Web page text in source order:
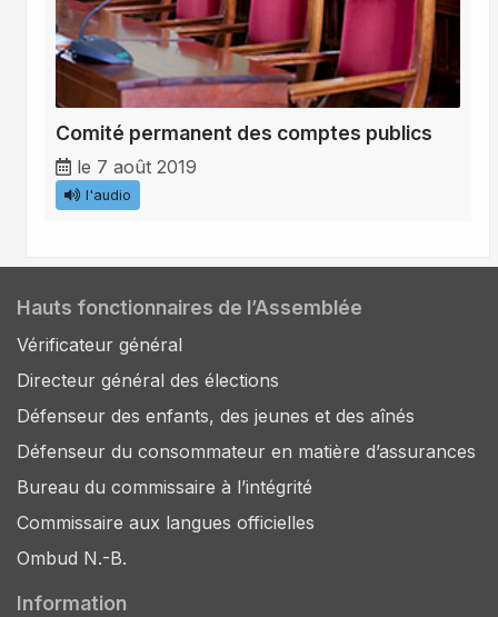
Comité permanent des comptes publics
le 7 août 2019
l'audio
Hauts fonctionnaires de l’Assemblée
Vérificateur général
Directeur général des élections
Défenseur des enfants, des jeunes et des aînés
Défenseur du consommateur en matière d’assurances
Bureau du commissaire à l’intégrité
Commissaire aux langues officielles
Ombud N.-B.
Information